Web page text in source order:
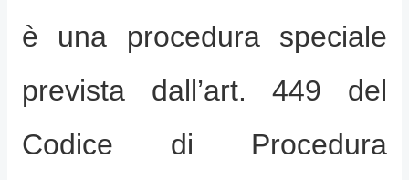
è una procedura speciale
prevista dall’art. 449 del
Codice di Procedura